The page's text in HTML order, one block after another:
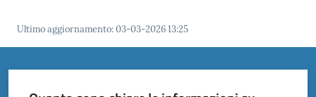
Novità
Servizi
Ultimo aggiornamento:03-03-2026 13:25